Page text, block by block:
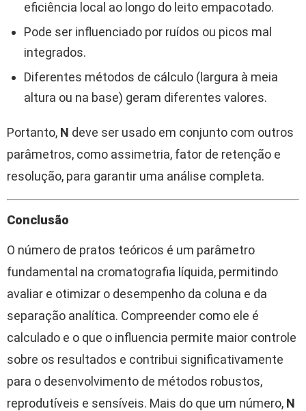
eficiência local ao longo do leito empacotado.
Pode ser influenciado por ruídos ou picos mal
integrados.
Diferentes métodos de cálculo (largura à meia
altura ou na base) geram diferentes valores.
Portanto, N deve ser usado em conjunto com outros
parâmetros, como assimetria, fator de retenção e
resolução, para garantir uma análise completa.
Conclusão
O número de pratos teóricos é um parâmetro
fundamental na cromatografia líquida, permitindo
avaliar e otimizar o desempenho da coluna e da
separação analítica. Compreender como ele é
calculado e o que o influencia permite maior controle
sobre os resultados e contribui significativamente
para o desenvolvimento de métodos robustos,
reprodutíveis e sensíveis. Mais do que um número, N